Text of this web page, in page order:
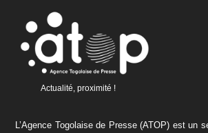
Actualité, proximité !
L’Agence Togolaise de Presse (ATOP) est un